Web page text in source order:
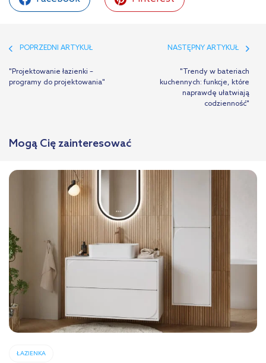
POPRZEDNI ARTYKUŁ
"Projektowanie łazienki –
programy do projektowania"
NASTĘPNY ARTYKUŁ
"Trendy w bateriach
kuchennych: funkcje, które
naprawdę ułatwiają
codzienność"
Mogą Cię zainteresować
ŁAZIENKA